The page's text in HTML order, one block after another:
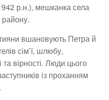
р.н.), мешканка села
району.
вшановують Петра й
сім’ї, шлюбу,
вірності. Люди цього
із проханням